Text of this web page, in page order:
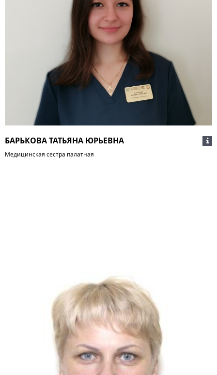
БАРЬКОВА ТАТЬЯНА ЮРЬЕВНА
Медицинская сестра палатная